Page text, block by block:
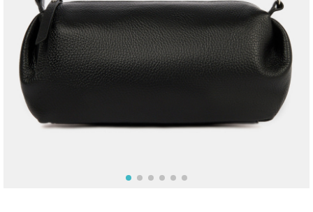
Да, все верно Изменить город